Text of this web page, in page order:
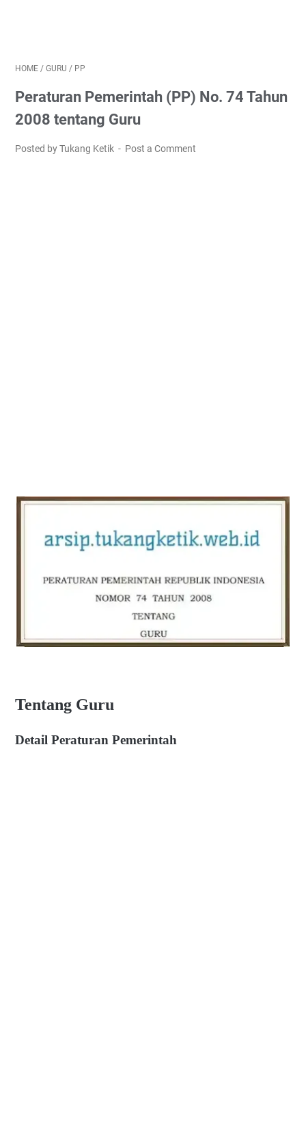
HOME / GURU / PP
Peraturan Pemerintah (PP) No. 74 Tahun
2008 tentang Guru
Posted by Tukang Ketik Post a Comment
Tentang Guru
Detail Peraturan Pemerintah